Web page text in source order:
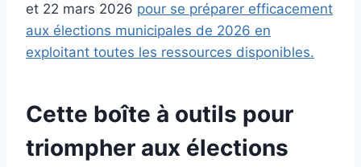
et 22 mars 2026 pour se préparer efficacement
aux élections municipales de 2026 en
exploitant toutes les ressources disponibles.
Cette boîte à outils pour
triompher aux élections